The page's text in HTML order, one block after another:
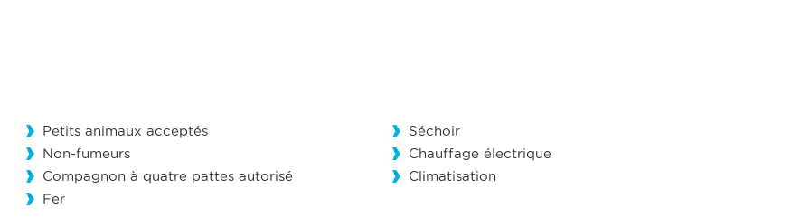
Petits animaux acceptés
Non-fumeurs
Compagnon à quatre pattes autorisé
Fer
Séchoir
Chauffage électrique
Climatisation